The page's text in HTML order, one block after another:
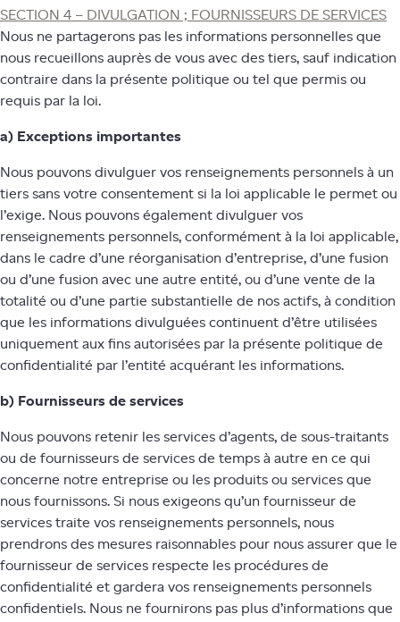
SECTION 4 – DIVULGATION ; FOURNISSEURS DE SERVICES
Nous ne partagerons pas les informations personnelles que
nous recueillons auprès de vous avec des tiers, sauf indication
contraire dans la présente politique ou tel que permis ou
requis par la loi.
a) Exceptions importantes
Nous pouvons divulguer vos renseignements personnels à un
tiers sans votre consentement si la loi applicable le permet ou
l’exige. Nous pouvons également divulguer vos
renseignements personnels, conformément à la loi applicable,
dans le cadre d’une réorganisation d’entreprise, d’une fusion
ou d’une fusion avec une autre entité, ou d’une vente de la
totalité ou d’une partie substantielle de nos actifs, à condition
que les informations divulguées continuent d’être utilisées
uniquement aux fins autorisées par la présente politique de
confidentialité par l’entité acquérant les informations.
b) Fournisseurs de services
Nous pouvons retenir les services d’agents, de sous-traitants
ou de fournisseurs de services de temps à autre en ce qui
concerne notre entreprise ou les produits ou services que
nous fournissons. Si nous exigeons qu’un fournisseur de
services traite vos renseignements personnels, nous
prendrons des mesures raisonnables pour nous assurer que le
fournisseur de services respecte les procédures de
confidentialité et gardera vos renseignements personnels
confidentiels. Nous ne fournirons pas plus d’informations que